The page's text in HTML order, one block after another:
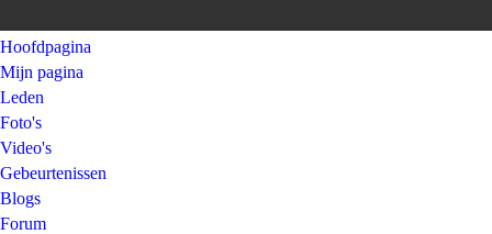
Hoofdpagina
Mijn pagina
Leden
Foto's
Video's
Gebeurtenissen
Blogs
Forum